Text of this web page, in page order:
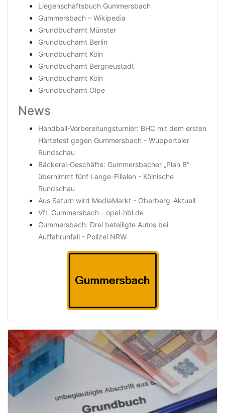
Liegenschaftsbuch Gummersbach
Gummersbach – Wikipedia
Grundbuchamt Münster
Grundbuchamt Berlin
Grundbuchamt Köln
Grundbuchamt Bergneustadt
Grundbuchamt Köln
Grundbuchamt Olpe
News
Handball-Vorbereitungsturnier: BHC mit dem ersten
Härtetest gegen Gummersbach - Wuppertaler
Rundschau
Bäckerei-Geschäfte: Gummersbacher „Plan B“
übernimmt fünf Lange-Filialen - Kölnische
Rundschau
Aus Saturn wird MediaMarkt - Oberberg-Aktuell
VfL Gummersbach - opel-hbl.de
Gummersbach: Drei beteiligte Autos bei
Auffahrunfall - Polizei NRW